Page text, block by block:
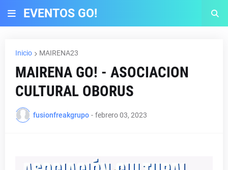
EVENTOS GO!
Inicio MAIRENA23
MAIRENA GO! - ASOCIACION
CULTURAL OBORUS
fusionfreakgrupo - febrero 03, 2023